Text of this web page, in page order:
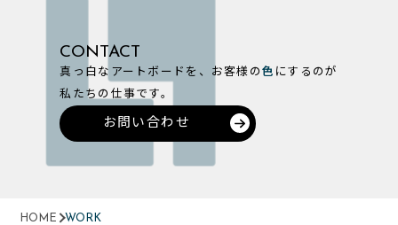
CONTACT
真っ白なアートボードを、お客様の 色 にするのが
私たちの仕事です。
お問い合わせ
HOME WORK